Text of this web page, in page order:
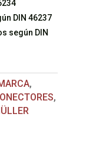
DIN 46237
según DIN
,
,